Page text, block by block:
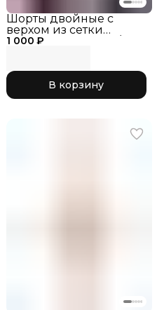
1 000 ₽
Шорты двойные с
верхом из сетки
RG768.0-11 чёрный/
В корзину